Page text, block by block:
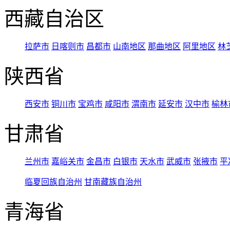
西藏自治区
拉萨市 日喀则市 昌都市 山南地区 那曲地区 阿里地区 林
陕西省
西安市 铜川市 宝鸡市 咸阳市 渭南市 延安市 汉中市 榆林
甘肃省
兰州市 嘉峪关市 金昌市 白银市 天水市 武威市 张掖市 平
临夏回族自治州 甘南藏族自治州
青海省